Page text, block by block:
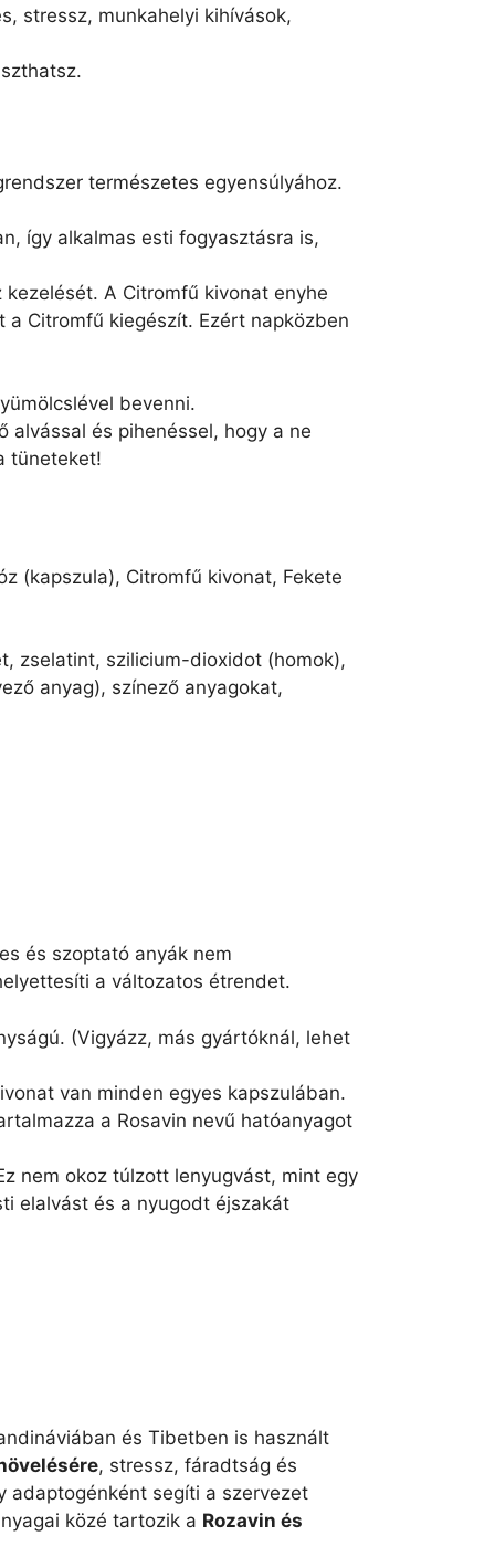
stressz, munkahelyi kihívások,
természetes egyensúlyához.
így alkalmas esti fogyasztásra is,
A Citromfű kivonat enyhe
Citromfű kiegészít. Ezért napközben
bevenni.
és pihenéssel, hogy a ne
tüneteket!
(kapszula), Citromfű kivonat, Fekete
zselatint, szilicium-dioxidot (homok),
anyag), színező anyagokat,
és szoptató anyák nem
a változatos étrendet.
(Vigyázz, más gyártóknál, lehet
van minden egyes kapszulában.
a Rosavin nevű hatóanyagot
nem okoz túlzott lenyugvást, mint egy
elalvást és a nyugodt éjszakát
és Tibetben is használt
, stressz, fáradtság és
adaptogénként segíti a szervezet
közé tartozik a Rozavin és